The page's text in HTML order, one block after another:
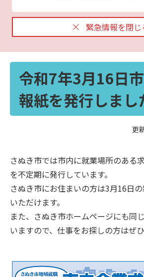
緊急情報を閉じ
令和7年3月16日
報紙を発行しまし
更
さぬき市では市内に就業場所のある
を不定期に発行しています。
さぬき市にお住まいの方は3月16日
いただけます。
また、さぬき市ホームページにも同
いますので、仕事をお探しの方はぜ